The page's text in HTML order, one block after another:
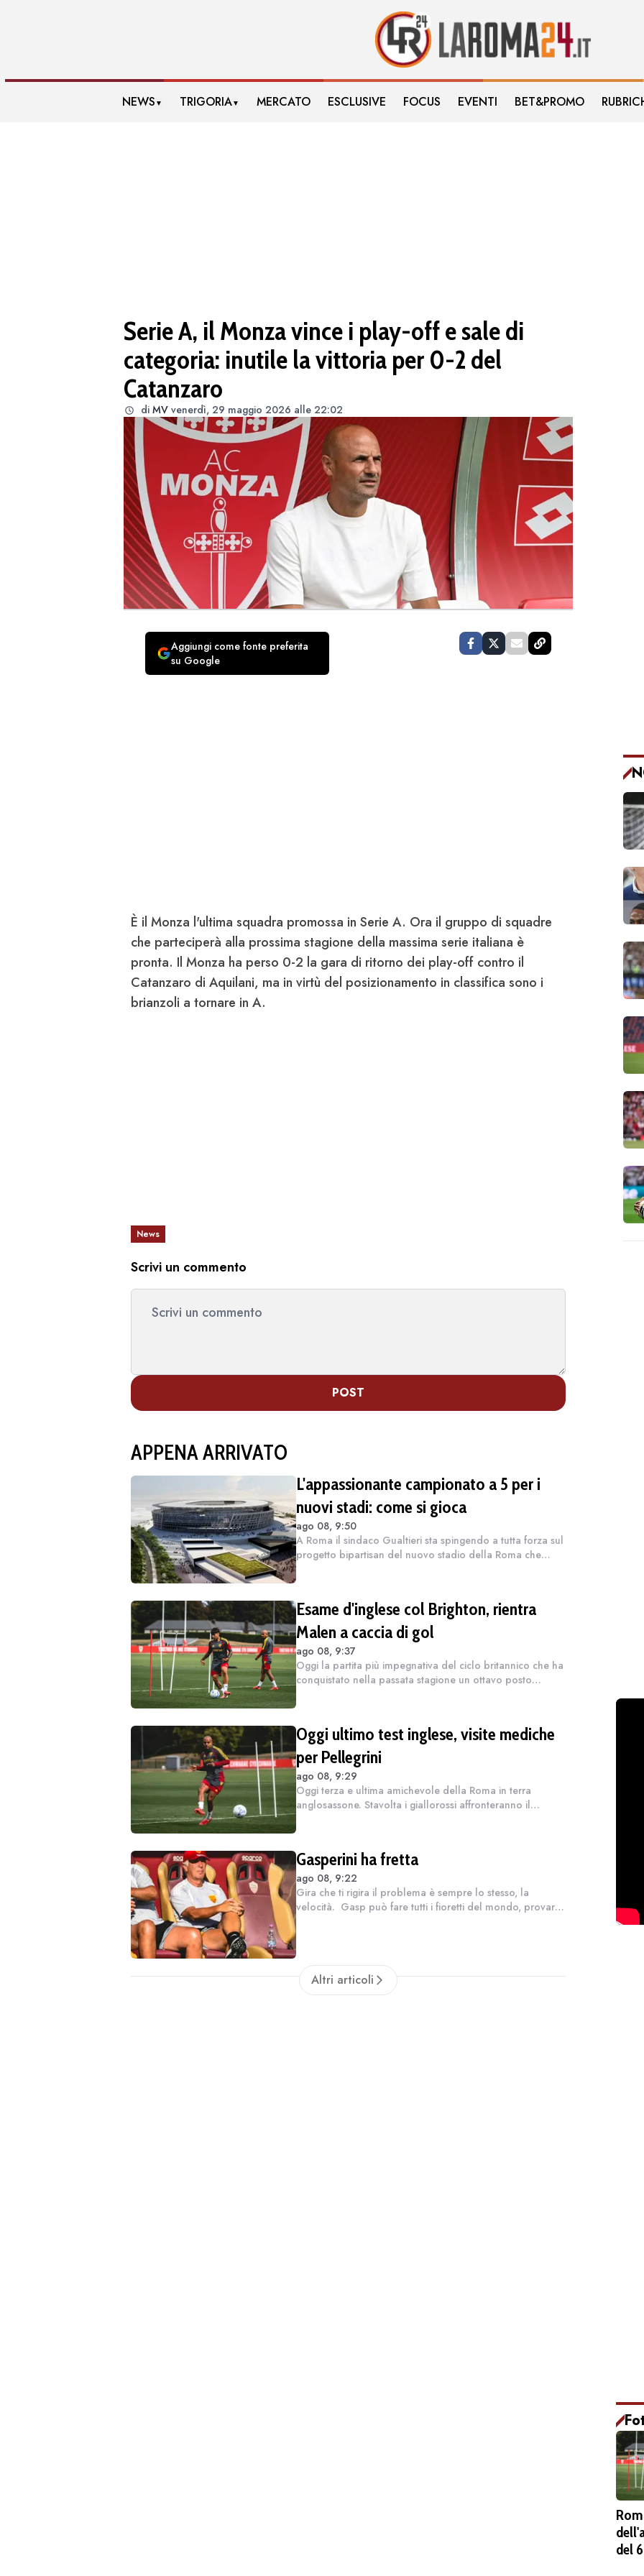
NEWS ▼ TRIGORIA▼ MERCATO ESCLUSIVE FOCUS EVENTI BET&PROMO
Serie A, il Monza vince i play-off e sale di
categoria: inutile la vittoria per 0-2 del
Catanzaro
di MV venerdì, 29 maggio 2026 alle 22:02
Aggiungi come fonte preferita
su Google
È il Monza l'ultima squadra promossa in Serie A. Ora il gruppo di squadre
che parteciperà alla prossima stagione della massima serie italiana è
pronta. Il Monza ha perso 0-2 la gara di ritorno dei play-off contro il
Catanzaro di Aquilani, ma in virtù del posizionamento in classifica sono i
brianzoli a tornare in A.
News
Scrivi un commento
POST
APPENA ARRIVATO
L'appassionante campionato a 5 per i
nuovi stadi: come si gioca
ago 08, 9:50
A Roma il sindaco Gualtieri sta spingendo a tutta forza sul
progetto bipartisan del nuovo stadio della Roma che
Esame d'inglese col Brighton, rientra
Malen a caccia di gol
ago 08, 9:37
Oggi la partita più impegnativa del ciclo britannico che ha
conquistato nella passata stagione un ottavo posto
Oggi ultimo test inglese, visite mediche
per Pellegrini
ago 08, 9:29
Oggi terza e ultima amichevole della Roma in terra
anglosassone. Stavolta i giallorossi affronteranno il
Gasperini ha fretta
ago 08, 9:22
Gira che ti rigira il problema è sempre lo stesso, la
velocità. Gasp può fare tutti i fioretti del mondo, provare
Altri articoli
del